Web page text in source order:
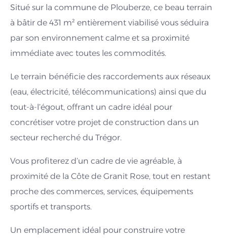
Situé sur la commune de Plouberze, ce beau terrain
à bâtir de 431 m² entièrement viabilisé vous séduira
par son environnement calme et sa proximité
immédiate avec toutes les commodités.
Le terrain bénéficie des raccordements aux réseaux
(eau, électricité, télécommunications) ainsi que du
tout-à-l’égout, offrant un cadre idéal pour
concrétiser votre projet de construction dans un
secteur recherché du Trégor.
Vous profiterez d’un cadre de vie agréable, à
proximité de la Côte de Granit Rose, tout en restant
proche des commerces, services, équipements
sportifs et transports.
Un emplacement idéal pour construire votre